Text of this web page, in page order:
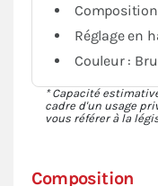
Composition
Réglage en
Couleur :
* Capacité
cadre d'un usage
vous référer à la